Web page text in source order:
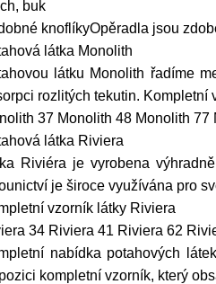
buk
knoflíkyOpěradla jsou
látka Monolith
látku Monolith řadíme
rozlitých tekutin. Kompletní
37 Monolith 48 Monolith 77
látka Riviera
Riviéra je vyrobena
je široce využívána pro
vzorník látky Riviera
34 Riviera 41 Riviera 62
nabídka potahových
kompletní vzorník, který